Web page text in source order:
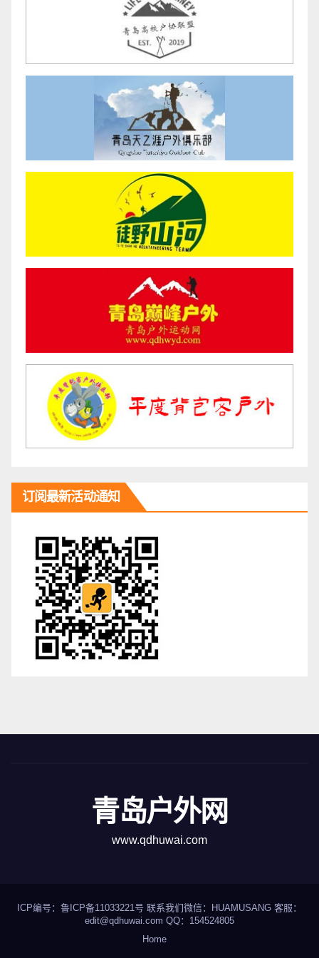
订阅最新活动通知
青岛户外网
www.qdhuwai.com
ICP编号： 鲁ICP备11033221号 联系我们微信：HUAMUSANG 客服：
edit@qdhuwai.com QQ： 154524805
Home